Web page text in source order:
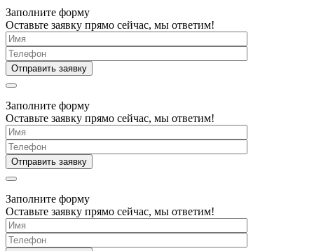
Заполните форму
Оставьте заявку прямо сейчас, мы ответим!
Заполните форму
Оставьте заявку прямо сейчас, мы ответим!
Заполните форму
Оставьте заявку прямо сейчас, мы ответим!